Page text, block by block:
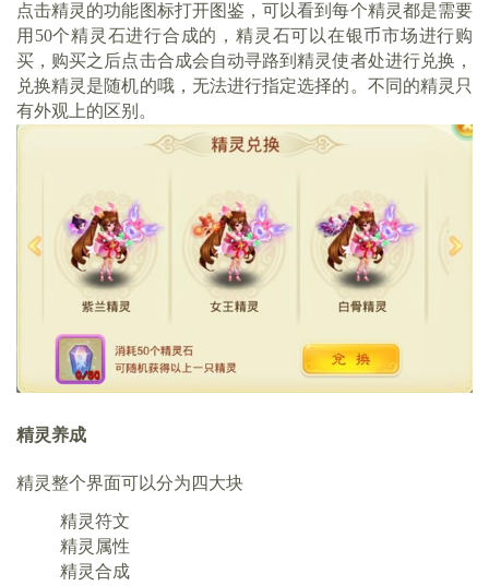
点击精灵的功能图标打开图鉴，可以看到每个精灵都是需要
用50个精灵石进行合成的，精灵石可以在银币市场进行购
买，购买之后点击合成会自动寻路到精灵使者处进行兑换，
兑换精灵是随机的哦，无法进行指定选择的。不同的精灵只
有外观上的区别。
精灵养成
精灵整个界面可以分为四大块
精灵符文
精灵属性
精灵合成